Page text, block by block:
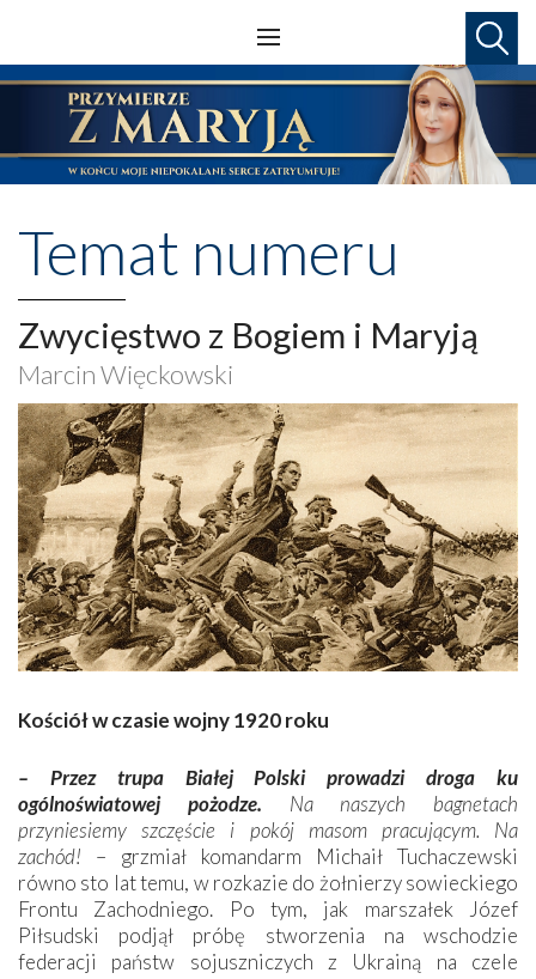
Temat numeru
Zwycięstwo z Bogiem i Maryją
Marcin Więckowski
Kościół w czasie wojny 1920 roku
– Przez trupa Białej Polski prowadzi droga ku
ogólnoświatowej pożodze. Na naszych bagnetach
przyniesiemy szczęście i pokój masom pracującym. Na
zachód! – grzmiał komandarm Michaił Tuchaczewski
równo sto lat temu, w rozkazie do żołnierzy sowieckiego
Frontu Zachodniego. Po tym, jak marszałek Józef
Piłsudski podjął próbę stworzenia na wschodzie
federacji państw sojuszniczych z Ukrainą na czele